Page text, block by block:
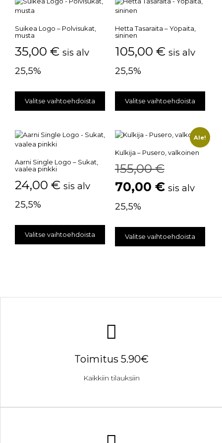
Suikea Logo – Polvisukat,
musta
35,00 € sis alv
25,5%
Valitse vaihtoehdoista
Hetta Tasaraita – Yöpaita,
sininen
105,00 € sis alv
25,5%
Valitse vaihtoehdoista
Aarni Single Logo – Sukat,
vaalea pinkki
24,00 € sis alv
25,5%
Valitse vaihtoehdoista
Ale!
Kulkija – Pusero, valkoinen
155,00€
70,00 € sis alv
25,5%
Valitse vaihtoehdoista
Toimitus 5.90€
Kaikkiin tilauksiin